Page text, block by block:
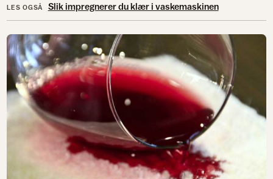
LES OGSÅ Slik impregnerer du klær i vaskemaskinen